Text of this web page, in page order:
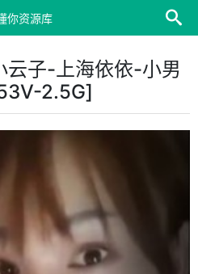
你资源库
云子-上海依依-小男
2.5G]